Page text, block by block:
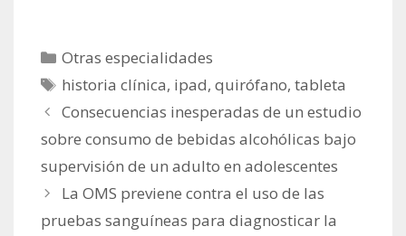
Categorías
Otras especialidades
Etiquetas
historia clínica, ipad,quirófano,tableta
Consecuencias inesperadas de un estudio
sobre consumo de bebidas alcohólicas bajo
supervisión de un adulto en adolescentes
La OMS previene contra el uso de las
pruebas sanguíneas para diagnosticar la